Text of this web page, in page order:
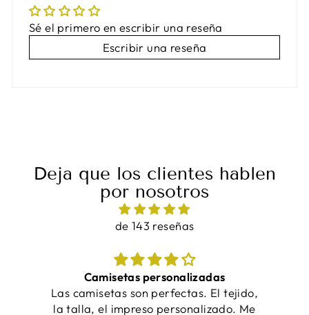
Sé el primero en escribir una reseña
Escribir una reseña
Deja que los clientes hablen
por nosotros
de 143 reseñas
¡Las camisetas quedaron increíbles y se
entregaron a tiempo!